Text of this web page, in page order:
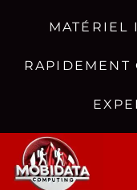
MATÉRIEL
RAPIDEMENT